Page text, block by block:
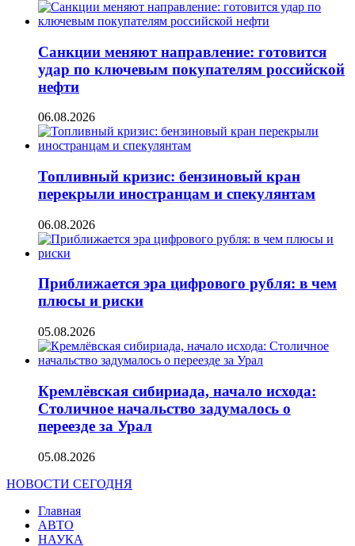
Санкции меняют направление: готовится
удар по ключевым покупателям российской
нефти
06.08.2026
Топливный кризис: бензиновый кран
перекрыли иностранцам и спекулянтам
06.08.2026
Приближается эра цифрового рубля: в чем
плюсы и риски
05.08.2026
Кремлёвская сибириада, начало исхода:
Столичное начальство задумалось о
переезде за Урал
05.08.2026
НОВОСТИ СЕГОДНЯ
Главная
АВТО
НАУКА